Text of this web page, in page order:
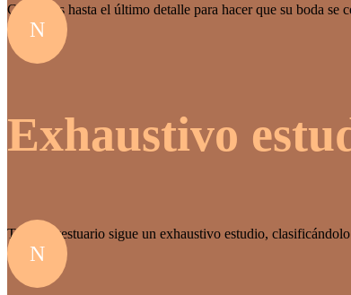
Cuidamos hasta el último detalle para hacer que su boda
N
Exhaustivo
Todo el vestuario sigue un exhaustivo estudio,
N